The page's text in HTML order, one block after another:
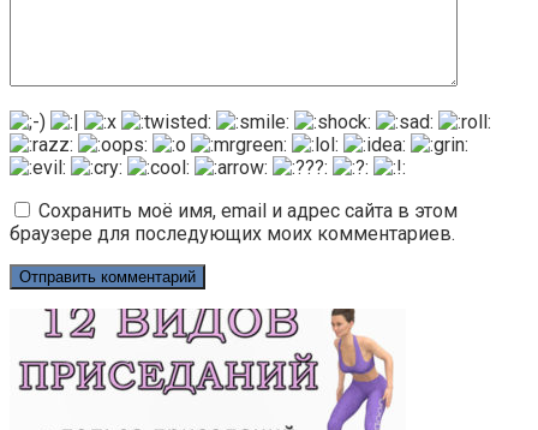
Сохранить моё имя, email и адрес сайта в этом
браузере для последующих моих комментариев.